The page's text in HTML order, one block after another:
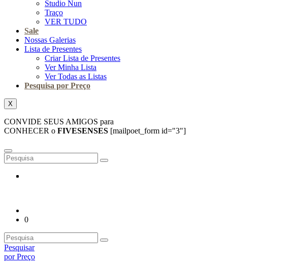
Studio Nun
Traço
VER TUDO
Sale
Nossas Galerias
Lista de Presentes
Criar Lista de Presentes
Ver Minha Lista
Ver Todas as Listas
Pesquisa por Preço
X
CONVIDE SEUS AMIGOS para
CONHECER o FIVESENSES [mailpoet_form id="3"]
0
Pesquisar
por Preço